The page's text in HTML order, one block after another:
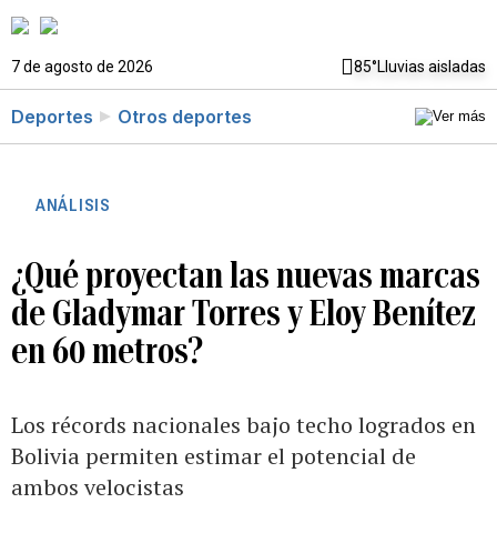
7 de agosto de 2026 85°Lluvias aisladas
Deportes Otros deportes
ANÁLISIS
¿Qué proyectan las nuevas marcas
de Gladymar Torres y Eloy Benítez
en 60 metros?
Los récords nacionales bajo techo logrados en
Bolivia permiten estimar el potencial de
ambos velocistas